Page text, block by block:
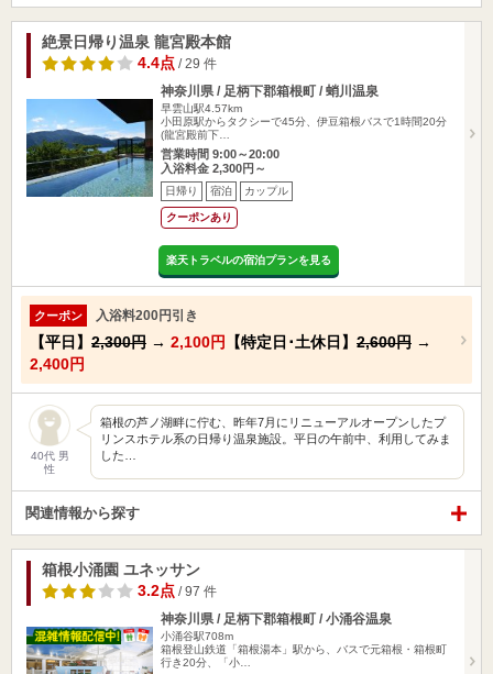
絶景日帰り温泉 龍宮殿本館
4.4点 / 29 件
神奈川県 / 足柄下郡箱根町 / 蛸川温泉
早雲山駅4.57km
小田原駅からタクシーで45分、伊豆箱根バスで1時間20分
(龍宮殿前下…
営業時間 9:00～20:00
入浴料金 2,300円～
日帰り 宿泊 カップル
クーポンあり
楽天トラベルの宿泊プランを見る
クーポン 入浴料200円引き
【平日】 2,300円 → 2,100円 【特定日･土休日】 2,600円 →
2,400円
40代 男
性
箱根の芦ノ湖畔に佇む、昨年7月にリニューアルオープンしたプ
リンスホテル系の日帰り温泉施設。平日の午前中、利用してみま
した…
関連情報から探す
箱根小涌園 ユネッサン
3.2点 / 97 件
神奈川県 / 足柄下郡箱根町 / 小涌谷温泉
小涌谷駅708m
箱根登山鉄道「箱根湯本」駅から、バスで元箱根・箱根町
行き20分、「小…